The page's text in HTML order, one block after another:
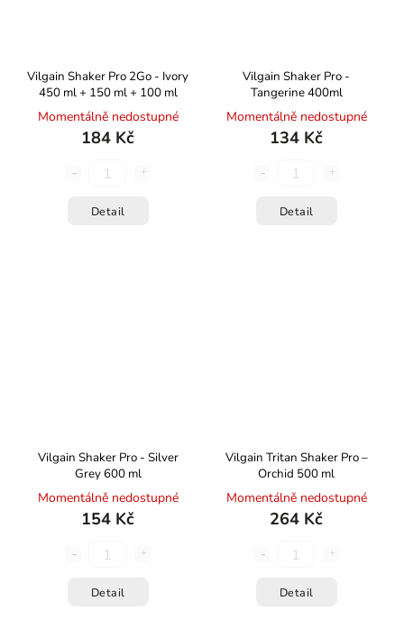
Vilgain Shaker Pro 2Go - Ivory
450 ml + 150 ml + 100 ml
Momentálně nedostupné
184 Kč
Detail
Vilgain Shaker Pro -
Tangerine 400ml
Momentálně nedostupné
134 Kč
Detail
Vilgain Shaker Pro - Silver
Grey 600 ml
Momentálně nedostupné
154 Kč
Detail
Vilgain Tritan Shaker Pro –
Orchid 500 ml
Momentálně nedostupné
264 Kč
Detail